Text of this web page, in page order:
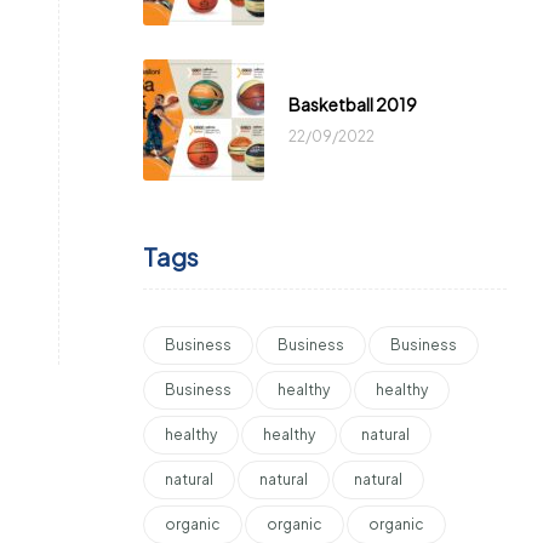
Basketball 2019
22/09/2022
Tags
Business Business Business
Business healthy healthy
healthy healthy natural
natural natural natural
organic organic organic